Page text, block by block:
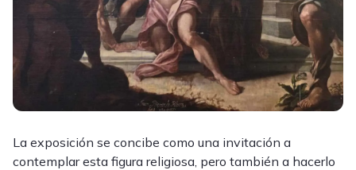
La exposición se concibe como una invitación a
contemplar esta figura religiosa, pero también a hacerlo